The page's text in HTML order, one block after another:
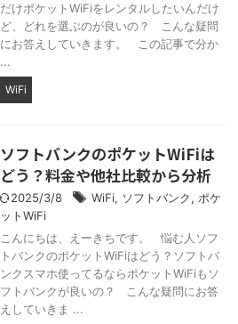
だけポケットWiFiをレンタルしたいんだけ
ど、どれを選ぶのが良いの？ こんな疑問
にお答えしていきます。 この記事で分か
...
WiFi
ソフトバンクのポケットWiFiは
どう？料金や他社比較から分析
2025/3/8 WiFi, ソフトバンク, ポケ
ットWiFi
こんにちは、えーきちです。 悩む人ソフ
トバンクのポケットWiFiはどう？ソフトバ
ンクスマホ使ってるならポケットWiFiもソ
フトバンクが良いの？ こんな疑問にお答
えしていきま ...